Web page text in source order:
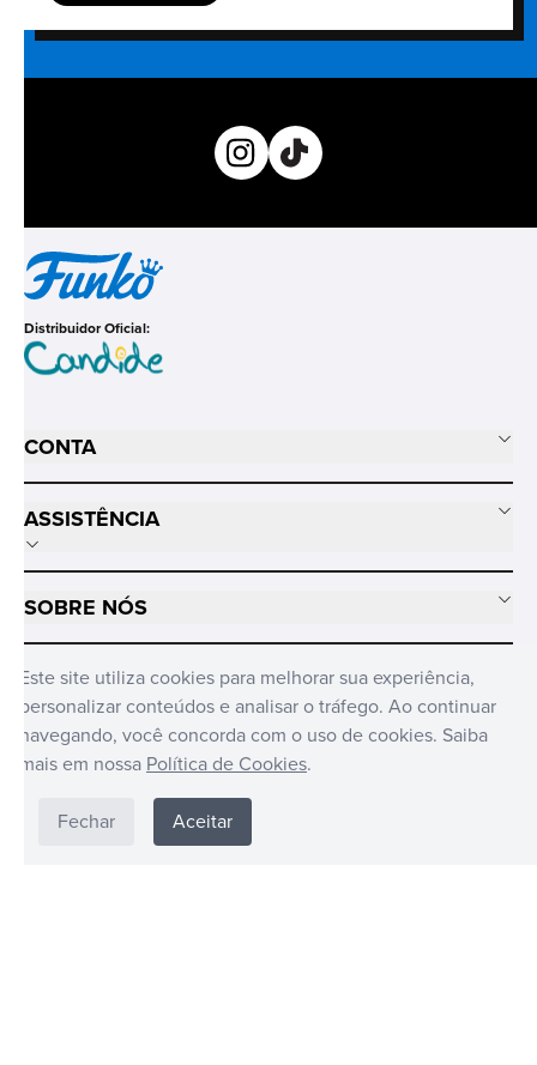
Este site utiliza cookies para melhorar sua experiência,
personalizar conteúdos e analisar o tráfego. Ao continuar
navegando, você concorda com o uso de cookies. Saiba
mais em nossa Política de Cookies.
Fechar Aceitar
Distribuidor Oficial:
CONTA
ASSISTÊNCIA
SOBRE NÓS
MÍDIAS SOCIAIS